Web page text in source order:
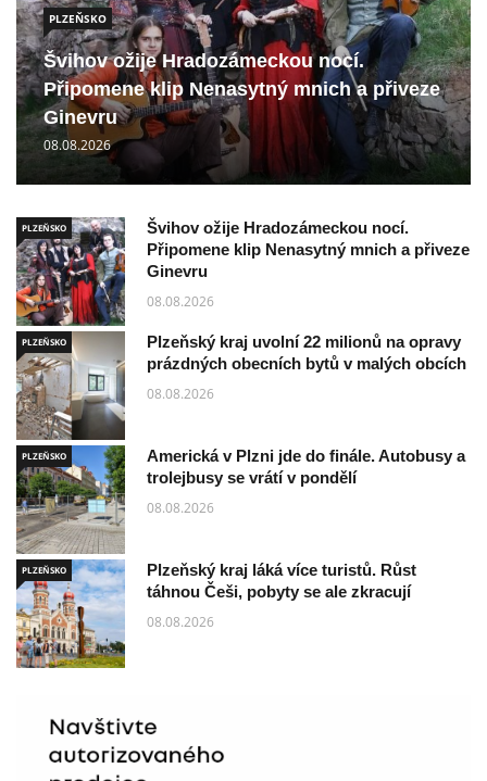
PLZEŇSKO
Švihov ožije Hradozámeckou nocí.
Připomene klip Nenasytný mnich a přiveze
Ginevru
08.08.2026
PLZEŇSKO
Švihov ožije Hradozámeckou nocí.
Připomene klip Nenasytný mnich a přiveze
Ginevru
08.08.2026
PLZEŇSKO
Plzeňský kraj uvolní 22 milionů na opravy
prázdných obecních bytů v malých obcích
08.08.2026
PLZEŇSKO
Americká v Plzni jde do finále. Autobusy a
trolejbusy se vrátí v pondělí
08.08.2026
PLZEŇSKO
Plzeňský kraj láká více turistů. Růst
táhnou Češi, pobyty se ale zkracují
08.08.2026